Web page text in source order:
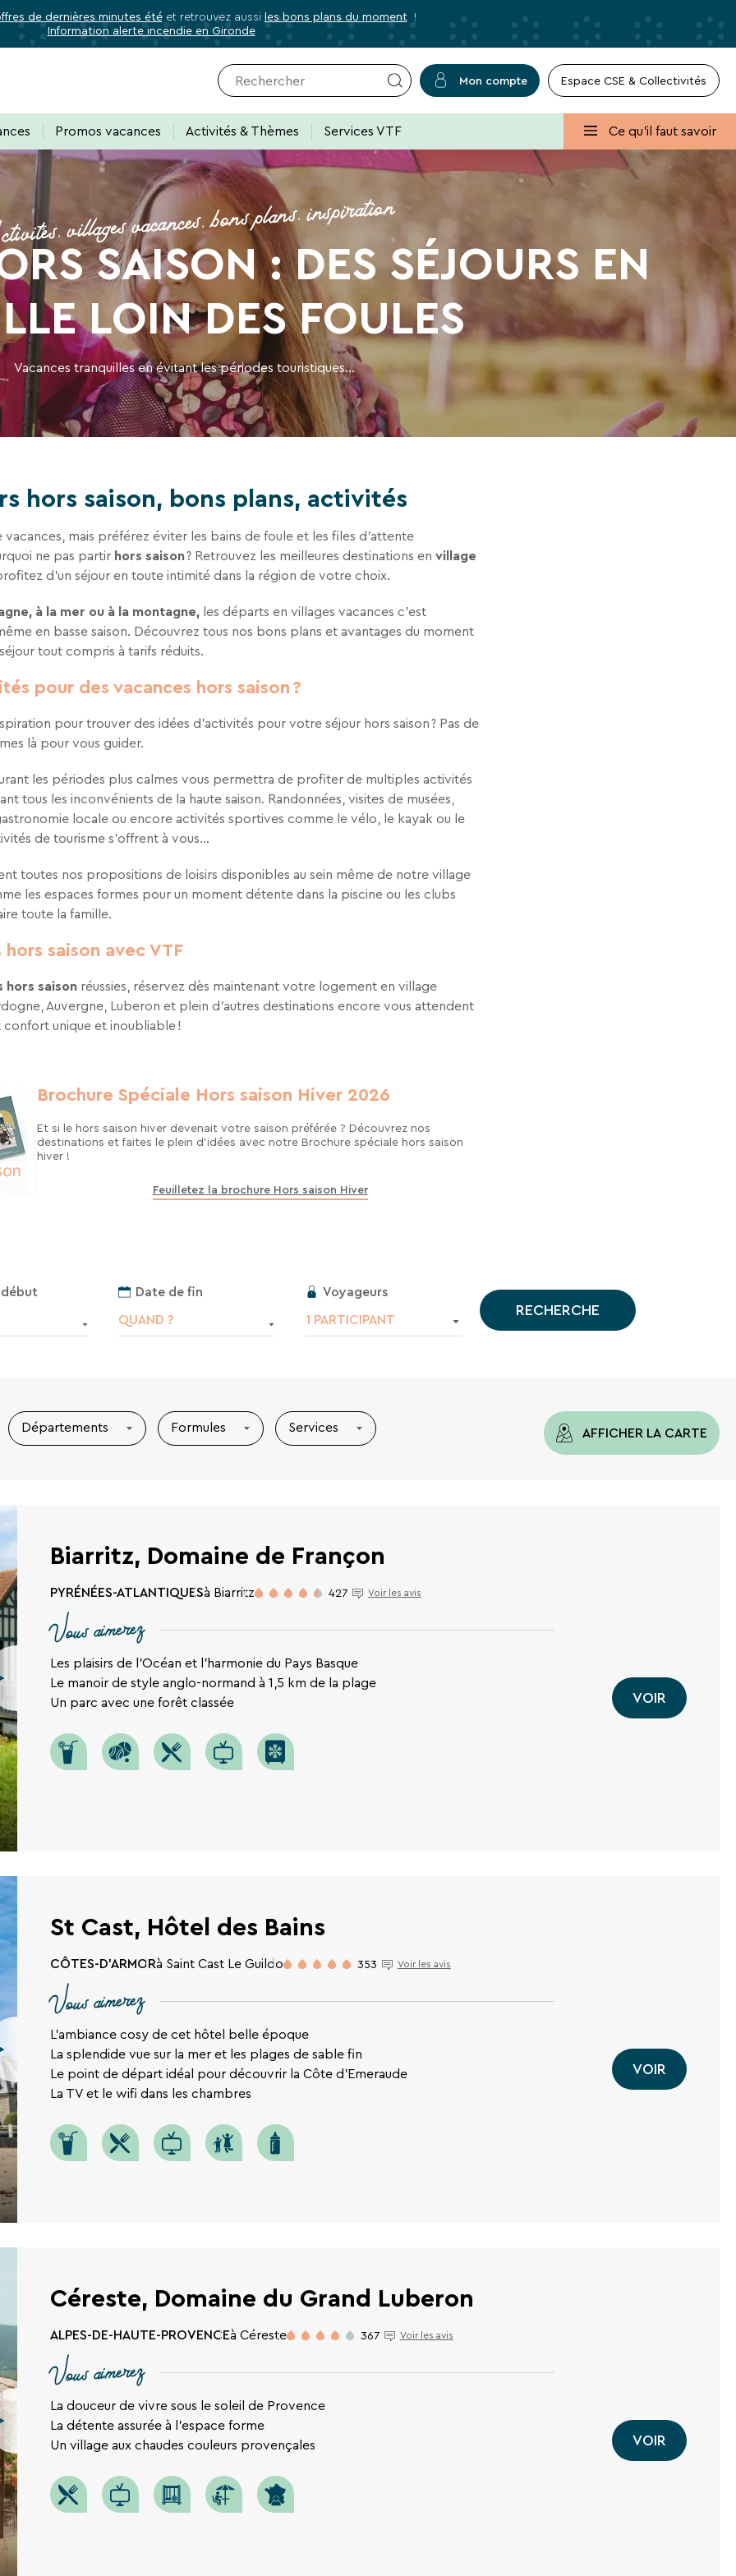
de dernières minutes étéet retrouvez aussi les bons plans du moment !
Information alerte incendie en Gironde
Mon compte
RECHERCHER
Promos vacances Activités & Thèmes Services VTF Ce qu'il faut savoir
villages vacances, bons plans, inspiration
SAISON : DES SÉJOURS EN
LOIN DES FOULES
Vacances tranquilles en évitant les périodes touristiques...
hors saison, bons plans, activités
vacances, mais préférez éviter les bains de foule et les files d’attente
ne pas partir hors saison? Retrouvez les meilleures destinations en village
d’un séjour en toute intimité dans la région de votre choix.
à la mer ou à la montagne, les départs en villages vacances c’est
en basse saison. Découvrez tous nos bons plans et avantages du moment
tout compris à tarifs réduits.
pour des vacances hors saison ?
pour trouver des idées d’activités pour votre séjour hors saison ? Pas de
là pour vous guider.
les périodes plus calmes vous permettra de profiter de multiples activités
tous les inconvénients de la haute saison. Randonnées, visites de musées,
locale ou encore activités sportives comme le vélo, le kayak ou le
de tourisme s’offrent à vous...
toutes nos propositions de loisirs disponibles au sein même de notre village
les espaces formes pour un moment détente dans la piscine ou les clubs
toute la famille.
saison avec VTF
hors saison réussies, réservez dès maintenant votre logement en village
Auvergne, Luberon et plein d’autres destinations encore vous attendent
unique et inoubliable !
Brochure Spéciale Hors saison Hiver 2026
Et si le hors saison hiver devenait votre saison préférée ? Découvrez nos
destinations et faites le plein d’idées avec notre Brochure spéciale hors saison
hiver !
Feuilletez la brochure Hors saison Hiver
Date de fin
QUAND ?
Voyageurs
1 PARTICIPANT
RECHERCHE
Départements Formules Services AFFICHER LA CARTE
Biarritz, Domaine de Françon
PYRÉNÉES-ATLANTIQUESà Biarritz 427 Voir les avis
Vous aimerez
Les plaisirs de l'Océan et l'harmonie du Pays Basque
Le manoir de style anglo-normand à 1,5 km de la plage
Un parc avec une forêt classée
VOIR
St Cast, Hôtel des Bains
CÔTES-D'ARMORà Saint Cast Le Guildo 353 Voir les avis
Vous aimerez
L'ambiance cosy de cet hôtel belle époque
La splendide vue sur la mer et les plages de sable fin
Le point de départ idéal pour découvrir la Côte d'Emeraude
La TV et le wifi dans les chambres
VOIR
Céreste, Domaine du Grand Luberon
ALPES-DE-HAUTE-PROVENCEà Céreste 367 Voir les avis
Vous aimerez
La douceur de vivre sous le soleil de Provence
La détente assurée à l'espace forme
Un village aux chaudes couleurs provençales
VOIR
vous à notre newsletter ✕ Fermer
tous les avantages VTF, des offres exclusives et des bons plans pour vos
dans votre boîte mail, toutes les nouveautés, bons plans, promos, idées de séjours ou conseils
✕ Fermer